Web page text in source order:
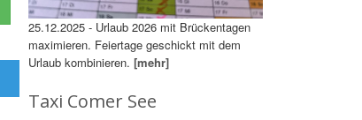
25.12.2025 - Urlaub 2026 mit Brückentagen
maximieren. Feiertage geschickt mit dem
Urlaub kombinieren. [mehr]
Taxi Comer See